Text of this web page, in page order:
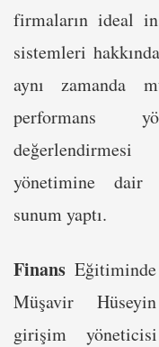
firmaların ideal
sistemleri
aynı zamanda
performans
yönetimine dair
sunum yaptı.
Finans
Müşavir
girişim